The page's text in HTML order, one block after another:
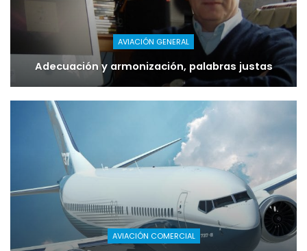
AVIACIÓN GENERAL
Adecuación y armonización, palabras justas
AVIACIÓN COMERCIAL